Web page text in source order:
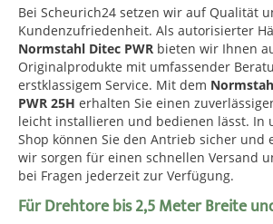
Bei Scheurich24 setzen wir auf Qualität
Kundenzufriedenheit. Als autorisierter
Normstahl Ditec PWR bieten wir Ihnen
Originalprodukte mit umfassender
erstklassigem Service. Mit dem
PWR 25H erhalten Sie einen
leicht installieren und bedienen lässt. In
Shop können Sie den Antrieb sicher und
wir sorgen für einen schnellen Versand
bei Fragen jederzeit zur Verfügung.
Für Drehtore bis 2,5 Meter Breite